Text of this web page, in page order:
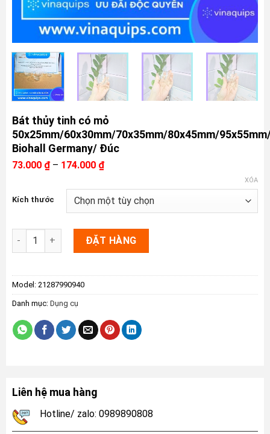
Bát thủy tinh có mỏ
50x25mm/60x30mm/70x35mm/80x45mm/
Biohall Germany/ Đúc
73.000 ₫ – 174.000 ₫Khoảng
giá:
73.000 ₫
đến
174.000 ₫
Kích thước
XÓA
Bát thủy tinh có mỏ 50x25mm/60x30mm/70x35mm/
ĐẶT HÀNG
Model: 21287990940
Danh mục: Dụng cụ
Liên hệ mua hàng
Hotline/ zalo: 0989890808